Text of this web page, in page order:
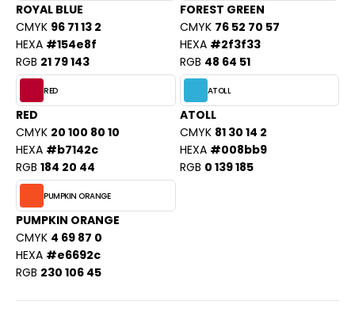
SERIE
ROYAL BLUE
CMYK 96 71 13 2
HEXA #154e8f
RGB 21 79 143
FOREST GREEN
CMYK 76 52 70 57
HEXA #2f3f33
RGB 48 64 51
RED
RED
CMYK 20 100 80 10
HEXA #b7142c
RGB 184 20 44
ATOLL
ATOLL
CMYK 81 30 14 2
HEXA #008bb9
RGB 0 139 185
PUMPKIN ORANGE
PUMPKIN ORANGE
CMYK 4 69 87 0
HEXA #e6692c
RGB 230 106 45